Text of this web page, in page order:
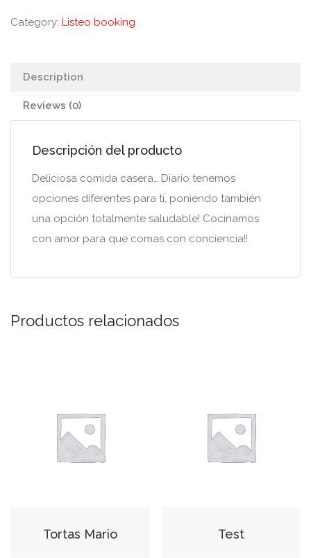
Category: Listeo booking
Description
Reviews (0)
Descripción del producto
Deliciosa comida casera… Diario tenemos
opciones diferentes para ti, poniendo también
una opción totalmente saludable! Cocinamos
con amor para que comas con conciencia!!
Productos relacionados
Tortas Mario Test